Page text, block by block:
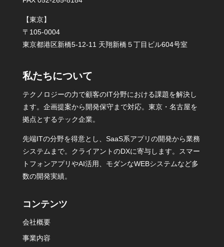
【東京】
〒105-0004
東京都港区新橋5-12-11 天翔新橋５丁目ビル604号室
私たちについて
テクノロジーの力で顧客のIT分野における課題を解決し
ます。企画提案から開発保守まで対応。東京・名古屋を
拠点とするテック企業。
先端ITの分野を得意とし、SaaS系アプリの開発から業務
システムまで。クライアントのDXに寄与します。スマー
トフォンアプリやAI活用、モダンなWEBシステムなど多
数の開発実績。
コンテンツ
会社概要
事業内容